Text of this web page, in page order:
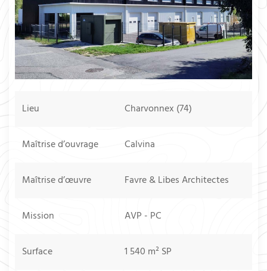
Lieu Charvonnex (74)
Maîtrise d’ouvrage Calvina
Maîtrise d’œuvre Favre & Libes Architectes
Mission AVP - PC
Surface 1 540 m² SP